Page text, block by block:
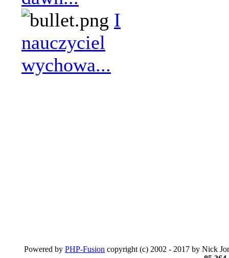
I
nauczyciel
wychowa...
Powered by PHP-Fusion copyright (c) 2002 - 2017 by Nick